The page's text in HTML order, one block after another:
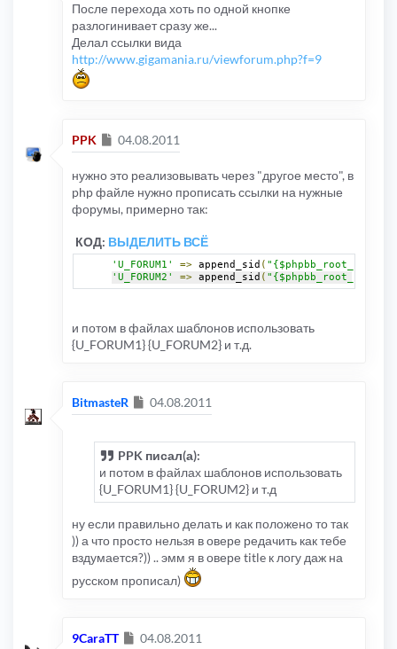
После перехода хоть по одной кнопке
разлогинивает сразу же...
Делал ссылки вида
http://www.gigamania.ru/viewforum.php?f=9
PPK Сообщение
04.08.2011
нужно это реализовывать через "другое место", в
php файле нужно прописать ссылки на нужные
форумы, примерно так:
КОД: ВЫДЕЛИТЬ ВСЁ
'U_FORUM1' => append_sid (
'U_FORUM2'
=> append_sid (
и потом в файлах шаблонов использовать
{U_FORUM1} {U_FORUM2} и т.д.
BitmasteR Сообщение
04.08.2011
PPK писал(а):
и потом в файлах шаблонов использовать
{U_FORUM1} {U_FORUM2} и т.д
ну если правильно делать и как положено то так
)) а что просто нельзя в овере редачить как тебе
вздумается?)) .. эмм я в овере title к логу даж на
русском прописал)
9CaraTT Сообщение
04.08.2011